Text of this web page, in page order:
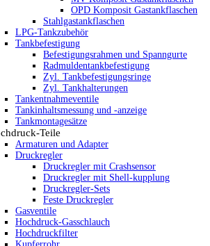
OPD Komposit Gastankflaschen
Stahlgastankflaschen
LPG-Tankzubehör
Tankbefestigung
Befestigungsrahmen und Spanngurte
Radmuldentankbefestigung
Zyl. Tankbefestigungsringe
Zyl. Tankhalterungen
Tankentnahmeventile
Tankinhaltsmessung und -anzeige
Tankmontagesätze
Teile
Armaturen und Adapter
Druckregler
Druckregler mit Crashsensor
Druckregler mit Shell-kupplung
Druckregler-Sets
Feste Druckregler
Gasventile
Hochdruck-Gasschlauch
Hochdruckfilter